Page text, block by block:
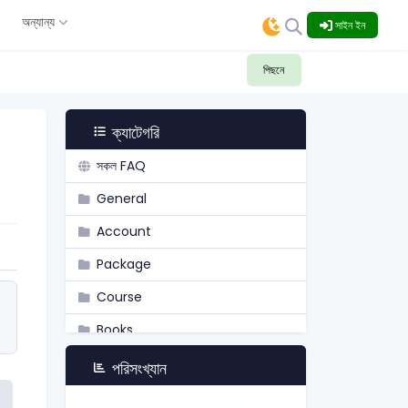
অন্যান্য সাইন ইন
পিছনে
ক্যাটেগরি
সকল FAQ
General
Account
Package
Course
Books
Academy
পরিসংখ্যান